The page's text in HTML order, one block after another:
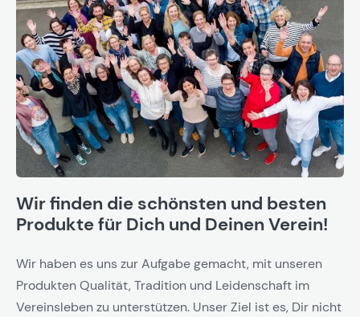
Wir finden die schönsten und besten
Produkte für Dich und Deinen Verein!
Wir haben es uns zur Aufgabe gemacht, mit unseren
Produkten Qualität, Tradition und Leidenschaft im
Vereinsleben zu unterstützen. Unser Ziel ist es, Dir nicht